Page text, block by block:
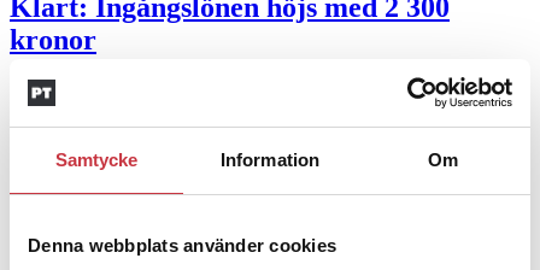
Samtycke Information Om
Denna webbplats använder cookies
Klart: Ingångslönen höjs med 2 300
kronor
4 juni 2026
polisaspiranter underkänns på
1 juni 2026